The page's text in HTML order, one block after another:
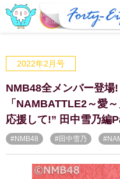
ログイン
2022年2月号
NMB48全メンバー登場
「NAMBATTLE2～愛
応援して!” 田中雪乃編
#NMB48 #田中雪乃